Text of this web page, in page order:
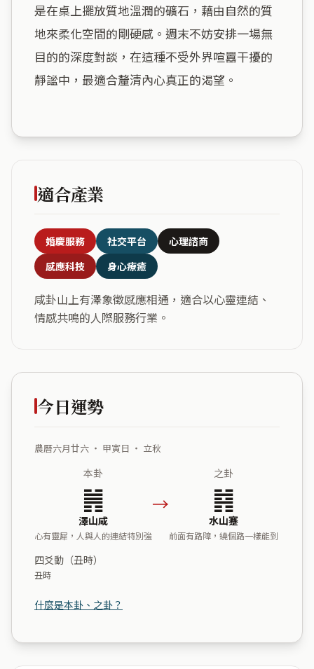
是在桌上擺放質地溫潤的礦石，藉由自然的質
地來柔化空間的剛硬感。週末不妨安排一場無
目的的深度對談，在這種不受外界喧囂干擾的
靜謐中，最適合釐清內心真正的渴望。
適合產業
婚慶服務 社交平台
心理諮商
感應科技
身心療癒
咸卦山上有澤象徵感應相通，適合以心靈連結、
情感共鳴的人際服務行業。
今日運勢
農曆六月廿六 ・ 甲寅日 ・ 立秋
本卦
䷞
澤山咸
心有靈犀，人與人的連結特別強
→
之卦
䷦
水山蹇
前面有路障，繞個路一樣能到
四爻動（丑時）
丑時
什麼是本卦、之卦？